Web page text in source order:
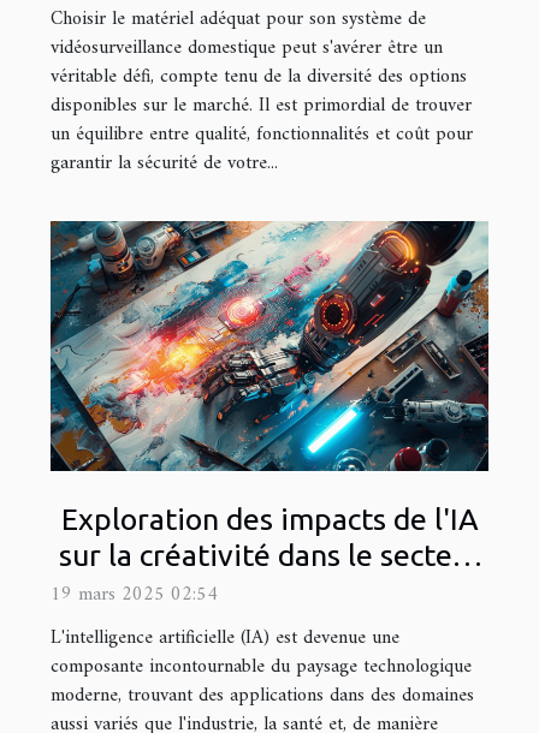
Choisir le matériel adéquat pour son système de
vidéosurveillance domestique peut s'avérer être un
véritable défi, compte tenu de la diversité des options
disponibles sur le marché. Il est primordial de trouver
un équilibre entre qualité, fonctionnalités et coût pour
garantir la sécurité de votre...
Exploration des impacts de l'IA
sur la créativité dans le secteur
19 mars 2025 02:54
L'intelligence artificielle (IA) est devenue une
composante incontournable du paysage technologique
moderne, trouvant des applications dans des domaines
aussi variés que l'industrie, la santé et, de manière